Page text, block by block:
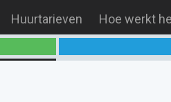
Huurtarieven Hoe werkt